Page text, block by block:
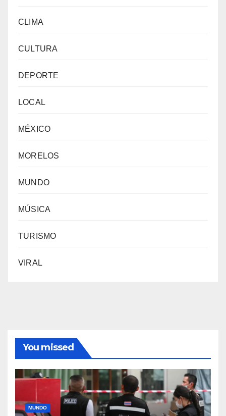
CLIMA
CULTURA
DEPORTE
LOCAL
MÉXICO
MORELOS
MUNDO
MÚSICA
TURISMO
VIRAL
You missed
MUNDO